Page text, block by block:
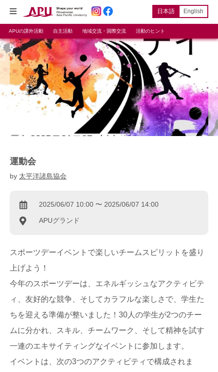
日本語 English
APUの課外活動 自主活動 地域交流・国際交流 活動のヒント
運動会
by 太平洋諸島協会
2025/06/07 10:00 〜 2025/06/07 14:00
APUグランド
スポーツデーイベントで楽しいチームスピリットを盛り
上げよう！
今年のスポーツデーは、エネルギッシュなアクティビテ
ィ、友好的な競争、そしてカラフルな楽しさで、学生た
ちを迎える準備が整いました！30人の学生が2つのチー
ムに分かれ、スキル、チームワーク、そして精神を試す
一連のエキサイティングなイベントに参加します。
イベントは、次の3つのアクティビティで構成されま